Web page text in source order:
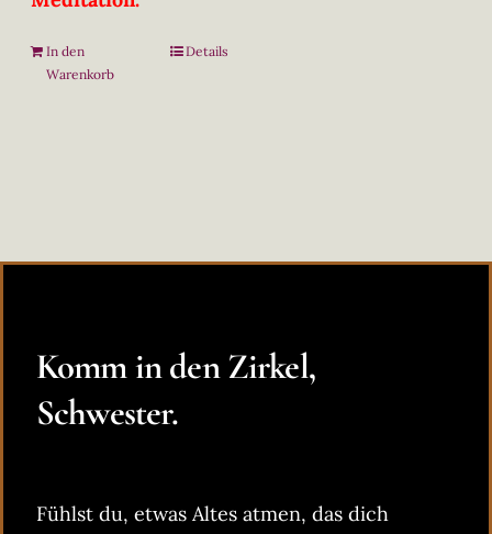
In den
Warenkorb
Details
Komm in den Zirkel,
Schwester.
Fühlst du, etwas Altes atmen, das dich